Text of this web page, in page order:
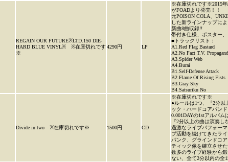
REGAIN OUR FUTURE※LTD.150 DIE-
HARD BLUE VINYL※ ※在庫切れです
※
4290円 LP
※在庫切れです※2015年
がFOADより発売！！
元POISON COLA、
した新ラインナップによ
新曲8曲収録!!
帯付き仕様、ポスター
■トラックリスト：
A1.Red Flag Bastard
A2.No Fact T.V.
A3.Spider Web
A4.Burai
B1.Self-Defense Attack
B2.Flame Of Rising Fists
B3.Gray Sky
B4.Satsuriku No
Divide in two ※在庫切れです※ 1500円 CD
※在庫切れです※
●ルールは1つ、『2分以
ック・ハードコアバン
0.001DAYの1stアルバ
『2分以上の曲は演奏
過激なライブパフォー
ブ活動を続けてきたライ
パンク、グラインドコ
ティック像を確立させた
数多のライブ経験から
ない、全て2分以内の全